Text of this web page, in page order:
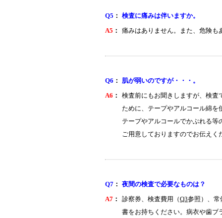
Q5 ： 検査に痛みは伴いますか。
A5 ： 痛みはありません。また、危険も
Q6 ：
肌が弱いのですが・・・。
A6 ：
検査前にもお聞きしますが、検査
ために、テープやアルコール綿を
テープやアルコールでかぶれる
ご用意しておりますのでお伝えく
Q7 ： 夜間の検査で必要なものは？
A7 ： 診察券、検査費用（Q3参照）、常
書をお持ちください。病衣や歯ブ